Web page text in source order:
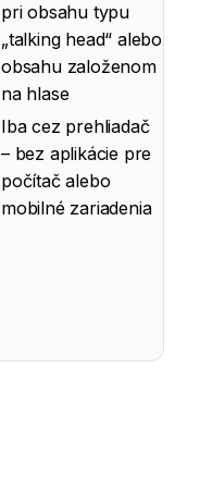
pri obsahu typu
„talking head“ alebo
obsahu založenom
na hlase
Iba cez prehliadač
– bez aplikácie pre
počítač alebo
mobilné zariadenia